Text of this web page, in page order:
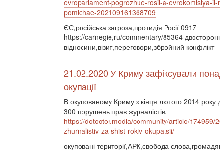
evroparlament-pogrozhue-rosii-a-evrokomisiya-ii-
pomichae-202109161368709
ЄС,російська загроза,протидія Росії 0917
https://carnegie,ru/commentary/85364
відносини,візит,переговори,збройний конфлікт
21.02.2020 У Криму зафіксували
окупації
В окупованому Криму з кінця лютого 2014
300 порушень прав журналістів.
https://detector.media/community/article/
zhurnalistiv-za-shist-rokiv-okupatsii/
окуповані території,АРК,свобода